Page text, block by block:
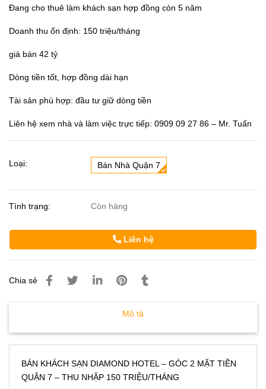
Đang cho thuê làm khách sạn hợp đồng còn 5 năm
Doanh thu ổn định: 150 triệu/tháng
giá bán 42 tỷ
Dòng tiền tốt, hợp đồng dài hạn
Tài sản phù hợp: đầu tư giữ dòng tiền
Liên hệ xem nhà và làm việc trực tiếp: 0909 09 27 86 – Mr. Tuấn
Loại: Bán Nhà Quận 7
Tình trạng: Còn hàng
Liên hệ
Chia sẻ
Mô tả
BÁN KHÁCH SẠN DIAMOND HOTEL – GÓC 2 MẶT TIỀN
QUẬN 7 – THU NHẬP 150 TRIỆU/THÁNG